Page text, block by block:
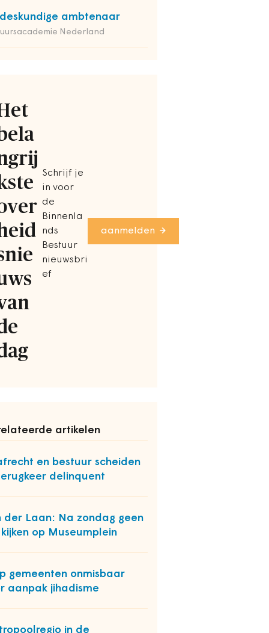
ambtenaar
Nederland
Schrijf je
in voor
de
Binnenla
nds
Bestuur
nieuwsbri
ef
aanmelden
artikelen
en bestuur scheiden
delinquent
der Laan: Na zondag geen
kijken op Museumplein
gemeenten onmisbaar
aanpak jihadisme
in de